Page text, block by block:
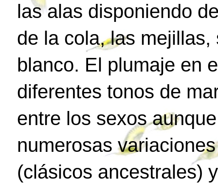
las alas disponiendo
de la cola, las
blanco. El plumaje en
diferentes tonos de
entre los sexos
numerosas
(clásicos ancestrales)